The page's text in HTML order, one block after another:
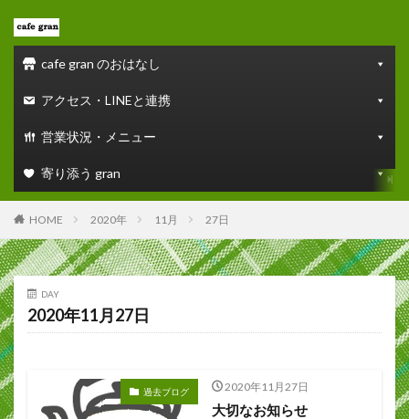
cafe gran のおはなし
アクセス・LINEと連携
営業状況・メニュー
寄り添う gran
HOME 2020年 11月 27日
DAY
2020年11月27日
過去ブログ 2020年11月27日
大切なお知らせ